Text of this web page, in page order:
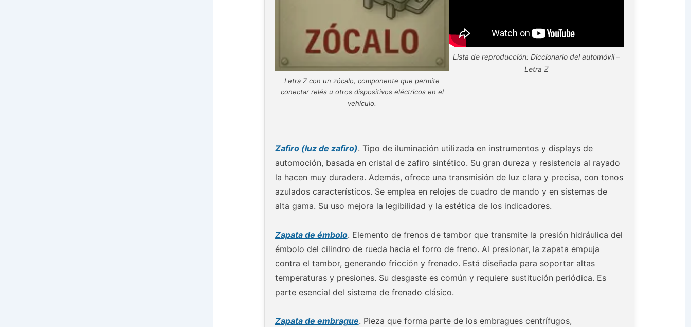
Letra Z con un zócalo, componente que permite
conectar relés u otros dispositivos eléctricos en el
vehículo.
Lista de reproducción: Diccionario del automóvil –
Letra Z
Zafiro (luz de zafiro). Tipo de iluminación utilizada en instrumentos y displays de
automoción, basada en cristal de zafiro sintético. Su gran dureza y resistencia al rayado
la hacen muy duradera. Además, ofrece una transmisión de luz clara y precisa, con tonos
azulados característicos. Se emplea en relojes de cuadro de mando y en sistemas de
alta gama. Su uso mejora la legibilidad y la estética de los indicadores.
Zapata de émbolo. Elemento de frenos de tambor que transmite la presión hidráulica del
émbolo del cilindro de rueda hacia el forro de freno. Al presionar, la zapata empuja
contra el tambor, generando fricción y frenado. Está diseñada para soportar altas
temperaturas y presiones. Su desgaste es común y requiere sustitución periódica. Es
parte esencial del sistema de frenado clásico.
Zapata de embrague. Pieza que forma parte de los embragues centrífugos,